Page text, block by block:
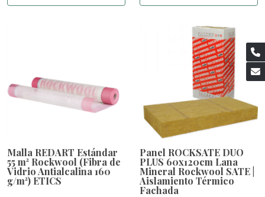
Malla REDART Estándar
55 m² Rockwool (Fibra de
Vidrio Antialcalina 160
g/m²) ETICS
Panel ROCKSATE DUO
PLUS 60x120cm Lana
Mineral Rockwool SATE |
Aislamiento Térmico
Fachada